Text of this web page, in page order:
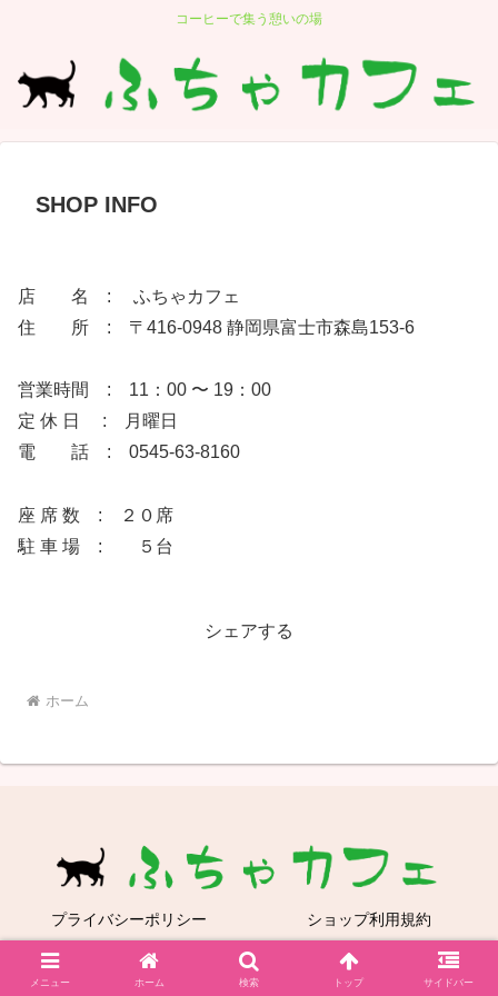
コーヒーで集う憩いの場
SHOP INFO
店 名 : ふちゃカフェ
住 所 : 〒416-0948 静岡県富士市森島153-6
営業時間 : 11：00 〜 19：00
定 休 日 : 月曜日
電 話 : 0545-63-8160
座 席 数 : ２０席
駐 車 場 : ５台
シェアする
ホーム
プライバシーポリシー ショップ利用規約
Copyright © 2021 ふちゃカフェ All Rights Reserved.
メニュー ホーム 検索 トップ サイドバー